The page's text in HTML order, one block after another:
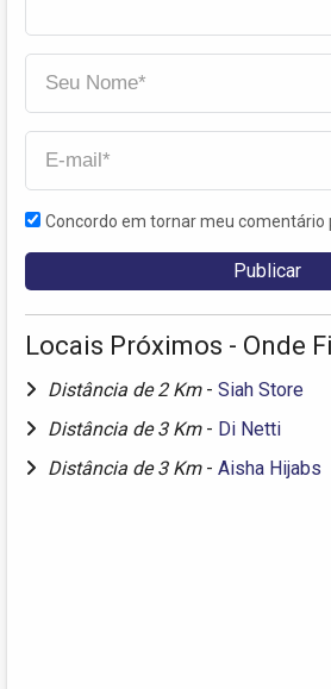
Concordo em tornar meu comentário
Locais Próximos - Onde
Distância de 2 Km - Siah Store
Distância de 3 Km - Di Netti
Distância de 3 Km - Aisha Hijabs